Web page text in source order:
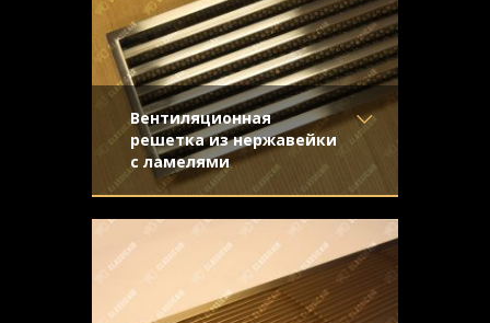
Конструкция- Жалюзи
благородство натурального металла.
Вентиляционная
решетка из нержавейки
с ламелями
Материал- Нержавеющая
сталь
Отделка
- Шлифованная
нержавейка
Конструкция- Жалюзи
вентиляции, выполненная из
нержавеющей стали. Решётка имеет